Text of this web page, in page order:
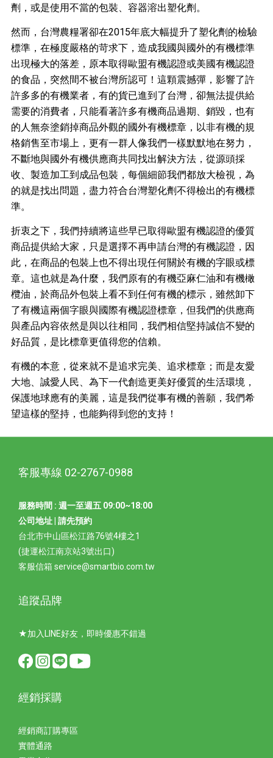
劑，或是使用不當的包裝、 容器溶出塑化劑。
然而，台灣農糧署卻在2015年底大幅提升了塑化劑的檢驗
標準，在極度嚴格的苛求下，造成我國與國外的有機標準
出現極大的落差，原本取得歐盟有機認證或美國有機認證
的食品，突然間不被台灣所認可！這顆震撼彈，影響了許
許多多的有機業者，有的貨已進到了台灣，卻無法提供給
需要的消費者，只能看著許多有機商品過期、銷毀，也有
的人無奈塗銷掉商品外觀的國外有機標章，以非有機的規
格銷售至市場上，更有一群人像我們一樣默默地在努力，
不斷地與國外有機供應商共同找出解決方法，從源頭採
收、製造加工到成品包裝，每個細節我們都放大檢視，為
的就是找出問題，盡力符合台灣塑化劑不得檢出的有機標
準。
折衷之下，我們持續將這些早已取得歐盟有機認證的優質
商品提供給大家，只是選擇不再申請台灣的有機認證，因
此，在商品的包裝上也不得出現任何關於有機的字眼或標
章。這也就是為什麼，我們原有的有機亞麻仁油和有機橄
欖油，於商品外包裝上看不到任何有機的標示，雖然卸下
了有機這兩個字眼與國際有機認證標章，但我們的供應商
與產品內容依然是與以往相同，我們相信堅持誠信不變的
好品質，是比標章更值得您的信賴。
有機的本意，從來就不是追求完美、追求標章；而是友愛
大地、誠愛人民、為下一代創造更美好優質的生活環境，
保護地球應有的美麗，這是我們從事有機的善願，我們希
望這樣的堅持，也能夠得到您的支持！
客服專線 02-2767-0988
服務時間 : 週一至週五 09:00~18:00
公司地址 | 請先預約
台北市中山區松江路76號4樓之1
(捷運松江南京站3號出口)
客服信箱 service@smartbio.com.tw
追蹤品牌
★加入LINE好友，即時優惠不錯過
經銷採購
經銷商訂購專區
實體通路